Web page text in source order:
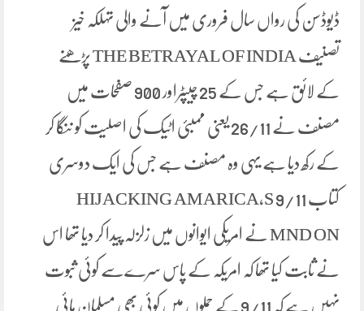
ڈیوڈسن کی رواں سال فروری میں آنے والی تہلکہ خیز
تصنیف THE BETRAYAL OF INDIA پڑھنے
کے لائق ہے جس کے 25 چیپٹراور 900 صفحات میں
مصنف نے 26/11 یعنی ممبئی اٹیک کی اصلیت کو ننگا کر
کے رکھ دیا ہے یہی وہ مصنف ہے جس کی ایک دوسری
کتاب HIJACKING AMARICA,S 9/11
MND ON نے امریکی ایوانوں میں زلزلہ پیدا کر دیا تھا اس
نے ثابت کیا تھا کہ امریکہ کے پاس سرےسے کوئی ثبوت
نہیں ہے کہ 9/11 کے حملوں میں کوئی بھی مسلمان ہائی